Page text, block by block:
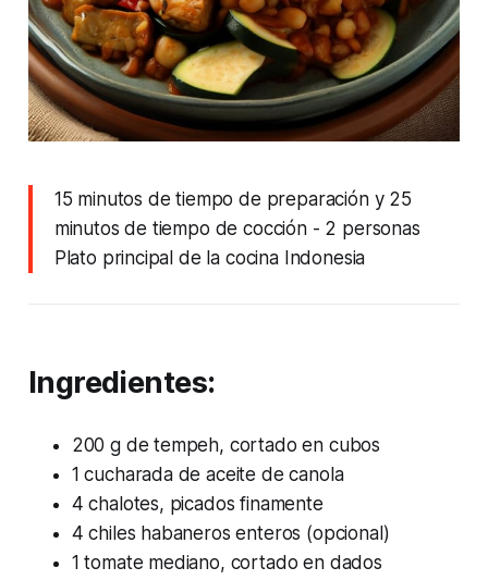
15 minutos de tiempo de preparación y 25
minutos de tiempo de cocción- 2 personas
Plato principal de la cocina Indonesia
Ingredientes:
200 g de tempeh, cortado en cubos
1 cucharada de aceite de canola
4 chalotes, picados finamente
4 chiles habaneros enteros (opcional)
1 tomate mediano, cortado en dados